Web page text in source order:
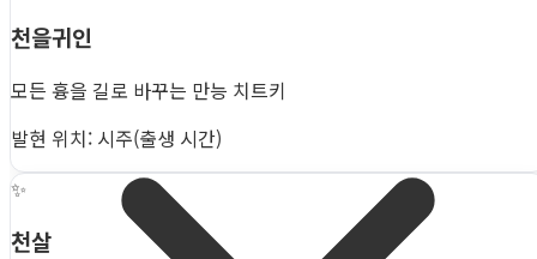
천을귀인
모든 흉을 길로 바꾸는 만능 치트키
발현 위치: 시주(출생 시간)
✨
천살